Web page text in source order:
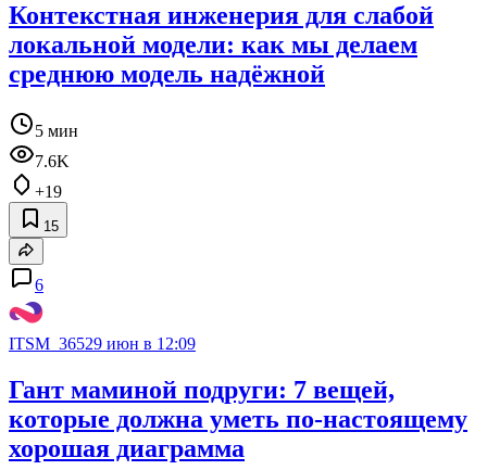
Контекстная инженерия для слабой
локальной модели: как мы делаем
среднюю модель надёжной
5 мин
7.6K
+19
15
6
ITSM_36529 июн в 12:09
Гант маминой подруги: 7 вещей,
которые должна уметь по-настоящему
хорошая диаграмма